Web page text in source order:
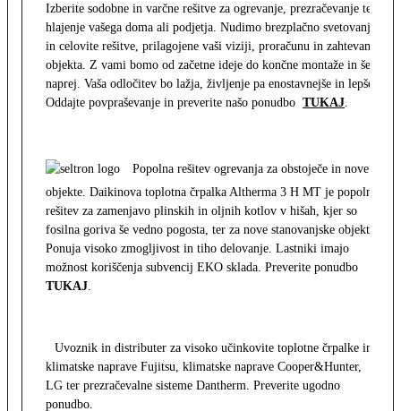
Izberite sodobne in varčne rešitve za ogrevanje, prezračevanje ter
hlajenje vašega doma ali podjetja. Nudimo brezplačno svetovanje
in celovite rešitve, prilagojene vaši viziji, proračunu in zahtevam
objekta. Z vami bomo od začetne ideje do končne montaže in še
naprej. Vaša odločitev bo lažja, življenje pa enostavnejše in lepše.
Oddajte povpraševanje in preverite našo ponudbo TUKAJ
Popolna rešitev ogrevanja za obstoječe in nove
objekte. Daikinova toplotna črpalka Altherma 3 H MT je popolna
rešitev za zamenjavo plinskih in oljnih kotlov v hišah, kjer so
fosilna goriva še vedno pogosta, ter za nove stanovanjske objekte.
Ponuja visoko zmogljivost in tiho delovanje. Lastniki imajo
možnost koriščenja subvencij EKO sklada. Preverite ponudbo
TUKAJ
Uvoznik in distributer za visoko učinkovite toplotne črpalke in
klimatske naprave Fujitsu, klimatske naprave Cooper&Hunter,
LG ter prezračevalne sisteme Dantherm. Preverite ugodno
ponudbo.